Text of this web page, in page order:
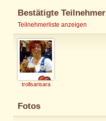
Bestätigte Teilnehmer
Teilnehmerliste anzeigen
trollsarisara
Fotos